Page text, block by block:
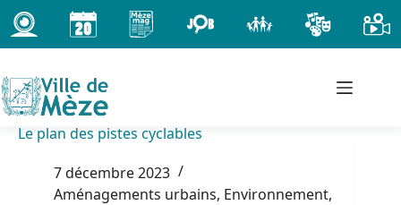
Passer
au
contenu
Le plan des pistes cyclables
7 décembre 2023
Aménagements urbains, Environnement,